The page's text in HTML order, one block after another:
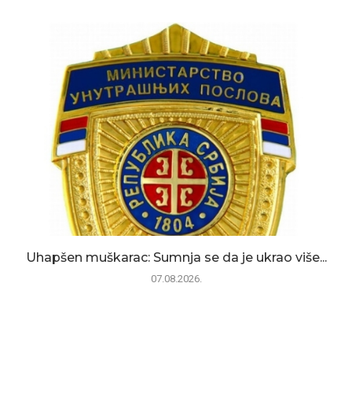
Uhapšen muškarac: Sumnja se da je ukrao više...
07.08.2026.